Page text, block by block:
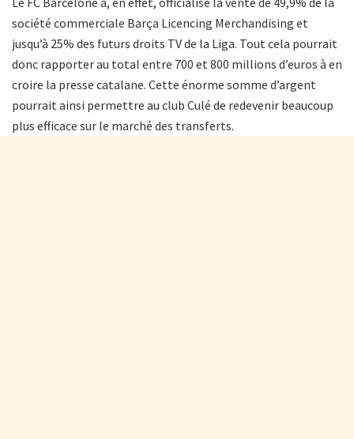
société commerciale Barça Licencing Merchandising et
jusqu’à 25% des futurs droits TV de la Liga. Tout cela pourrait
donc rapporter au total entre 700 et 800 millions d’euros à en
croire la presse catalane. Cette énorme somme d’argent
pourrait ainsi permettre au club Culé de redevenir beaucoup
plus efficace sur le marché des transferts.